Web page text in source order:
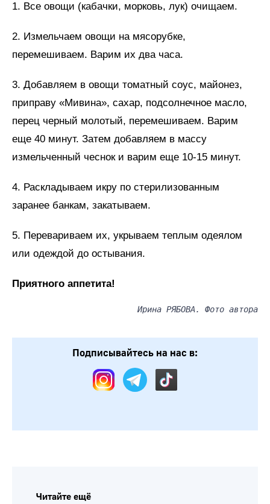
1. Все овощи (кабачки, морковь, лук) очищаем.
2. Измельчаем овощи на мясорубке,
перемешиваем. Варим их два часа.
3. Добавляем в овощи томатный соус, майонез,
приправу «Мивина», сахар, подсолнечное масло,
перец черный молотый, перемешиваем. Варим
еще 40 минут. Затем добавляем в массу
измельченный чеснок и варим еще 10-15 минут.
4. Раскладываем икру по стерилизованным
заранее банкам, закатываем.
5. Перевариваем их, укрываем теплым одеялом
или одеждой до остывания.
Приятного аппетита!
Ирина РЯБОВА. Фото автора
Подписывайтесь на нас в: